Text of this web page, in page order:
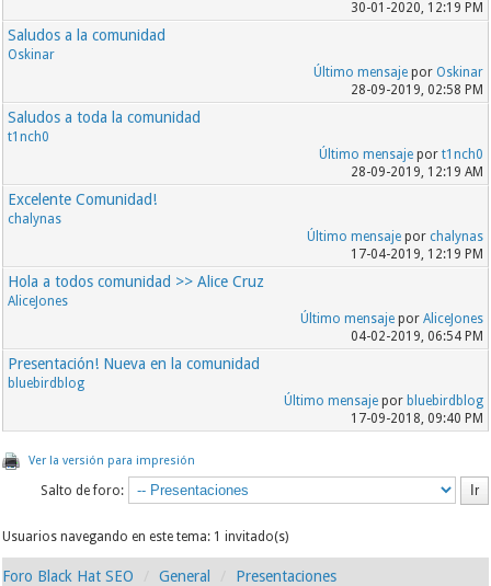
30-01-2020, 12:19 PM
Saludos a la comunidad
Oskinar
Último mensajepor Oskinar
28-09-2019, 02:58 PM
Saludos a toda la comunidad
t1nch0
Último mensajepor t1nch0
28-09-2019, 12:19 AM
Excelente Comunidad!
chalynas
Último mensajepor chalynas
17-04-2019, 12:19 PM
Hola a todos comunidad >> Alice Cruz
AliceJones
Último mensajepor AliceJones
04-02-2019, 06:54 PM
Presentación! Nueva en la comunidad
bluebirdblog
Último mensajepor bluebirdblog
17-09-2018, 09:40 PM
Ver la versión para impresión
Salto de foro:
Usuarios navegando en este tema: 1 invitado(s)
Foro Black Hat SEO General Presentaciones